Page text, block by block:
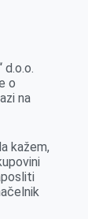
d.o.o.
o
na
kažem,